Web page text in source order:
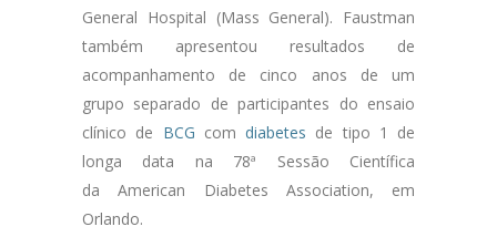
General Hospital (Mass General). Faustman
também apresentou resultados de
acompanhamento de cinco anos de um
grupo separado de participantes do ensaio
clínico de BCG com diabetes de tipo 1 de
longa data na 78ª Sessão Científica
da American Diabetes Association, em
Orlando.